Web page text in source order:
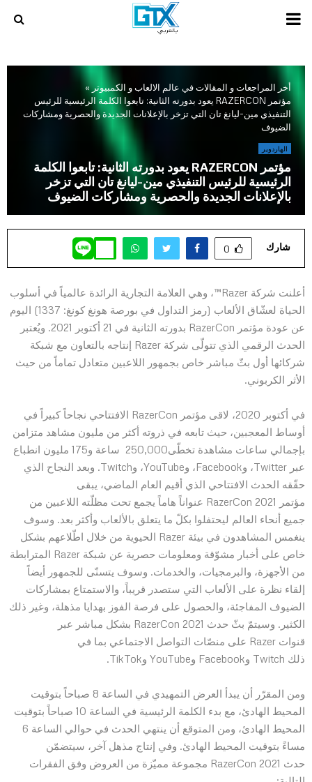
PRIMARY
أخر المراجعات و المقالات في عالم الالعاب و الكمبيوتر»
مؤتمر RAZERCON يعود بدورته الثانية: تابعوا الكلمة الرئيسية للرئيس
التنفيذي مين-ليانغ تان التي تزخر بالإعلانات الجديدة والحصرية ومشاركات
الضيوف
الهاردوير
مؤتمر RAZERCON يعود بدورته الثانية: تابعوا الكلمة
الرئيسية للرئيس التنفيذي مين-ليانغ تان التي تزخر
بالإعلانات الجديدة والحصرية ومشاركات الضيوف
شارك 0
أعلنت شركة Razer™، وهي العلامة التجارية الرائدة عالمياً في أسلوب
الحياة لعشّاق الألعاب (رمز التداول في بورصة هونغ كونغ: 1337) اليوم
عن عودة مؤتمر RazerCon بدورته الثانية في 21 أكتوبر 2021. ويُعتبر
الحدث الرقمي الذي تتولّى شركة Razer إنتاجه بالتعاون مع شبكة
شركائها أول بثّ مباشر خاص بجمهور اللاعبين متعادل تماماً من حيث
الأثر الكربوني.
في أكتوبر 2020، لاقى مؤتمر RazerCon الافتتاحي نجاحاً كبيراً في
أوساط المعجبين، حيث تابعه في ذروته أكثر من مليون مشاهد متزامن
بإجمالي ساعات مشاهدة تخطّى250,000 ساعة و175 مليون انطباع
عبر Twitter، وFacebook، وYouTube، وTwitch. وبعد النجاح الذي
حقّقه الحدث الافتتاحي الذي أقيم العام الماضي، يبقى
مؤتمر RazerCon 2021 عنواناً هاماً يجمع تحت مظلّته اللاعبين من
جميع أنحاء العالم ليحتفلوا بكلّ ما يتعلق بالألعاب وأكثر بعد. وسوف
ينغمس المشاهدون في بيئة Razer الحيوية من خلال اطّلاعهم بشكل
خاص على أخبار مشوّقة ومعلومات حصرية عن شبكة Razer المترابطة
من الأجهزة، والبرمجيات، والخدمات. وسوف يتسنّى للجمهور أيضاً
إلقاء نظرة على الألعاب التي ستصدر قريباً، والاستمتاع بمشاركات
الضيوف المفاجئة، والحصول على فرصة الفوز بهدايا مذهلة، وغير ذلك
الكثير. وسيتمّ بثّ حدث RazerCon 2021 بشكل مباشر عبر
قنوات Razer على منصّات التواصل الاجتماعي بما في
ذلك Twitch وFacebook وYouTube وTikTok.
ومن المقرّر أن يبدأ العرض التمهيدي في الساعة 8 صباحاً بتوقيت
المحيط الهادئ، مع بدء الكلمة الرئيسية في الساعة 10 صباحاً بتوقيت
المحيط الهادئ، ومن المتوقع أن ينتهي الحدث في حوالي الساعة 6
مساءً بتوقيت المحيط الهادئ. وفي إنتاج مذهل آخر، سيتضمّن
حدث RazerCon 2021 مجموعة مميّزة من العروض وفق الفقرات